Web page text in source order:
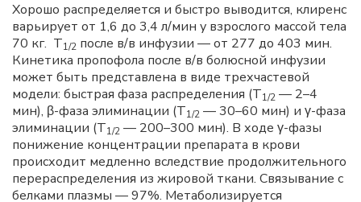
Хорошо распределяется и быстро выводится, клиренс
варьирует от 1,6 до 3,4 л/мин у взрослого массой тела
70 кг. Т1/2 после в/в инфузии — от 277 до 403 мин.
Кинетика пропофола после в/в болюсной инфузии
может быть представлена в виде трехчастевой
модели: быстрая фаза распределения (Т1/2 — 2–4
мин), β-фаза элиминации (Т1/2 — 30–60 мин) и γ-фаза
элиминации (Т1/2 — 200–300 мин). В ходе γ-фазы
понижение концентрации препарата в крови
происходит медленно вследствие продолжительного
перераспределения из жировой ткани. Связывание с
белками плазмы — 97%. Метаболизируется